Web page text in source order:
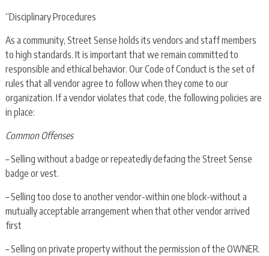
“Disciplinary Procedures
As a community, Street Sense holds its vendors and staff members
to high standards. It is important that we remain committed to
responsible and ethical behavior. Our Code of Conduct is the set of
rules that all vendor agree to follow when they come to our
organization. If a vendor violates that code, the following policies are
in place:
Common Offenses
– Selling without a badge or repeatedly defacing the Street Sense
badge or vest.
– Selling too close to another vendor-within one block-without a
mutually acceptable arrangement when that other vendor arrived
first
– Selling on private property without the permission of the OWNER.